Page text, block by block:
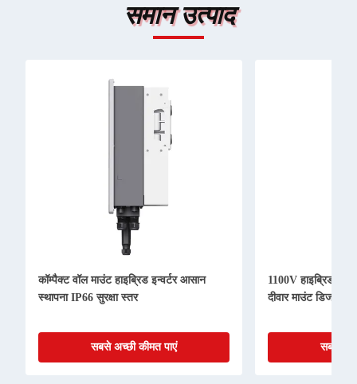
समान उत्पाद
कॉम्पैक्ट वॉल माउंट हाइब्रिड इन्वर्टर आसान
स्थापना IP66 सुरक्षा स्तर
सबसे अच्छी कीमत पाएं
1100V हाइब्रिड
दीवार माउंट डिजाइन
सबसे